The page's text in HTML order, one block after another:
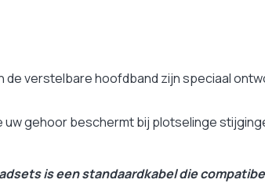
verstelbare hoofdband zijn speciaal
uw gehoor beschermt bij plotselinge
is een standaardkabel die